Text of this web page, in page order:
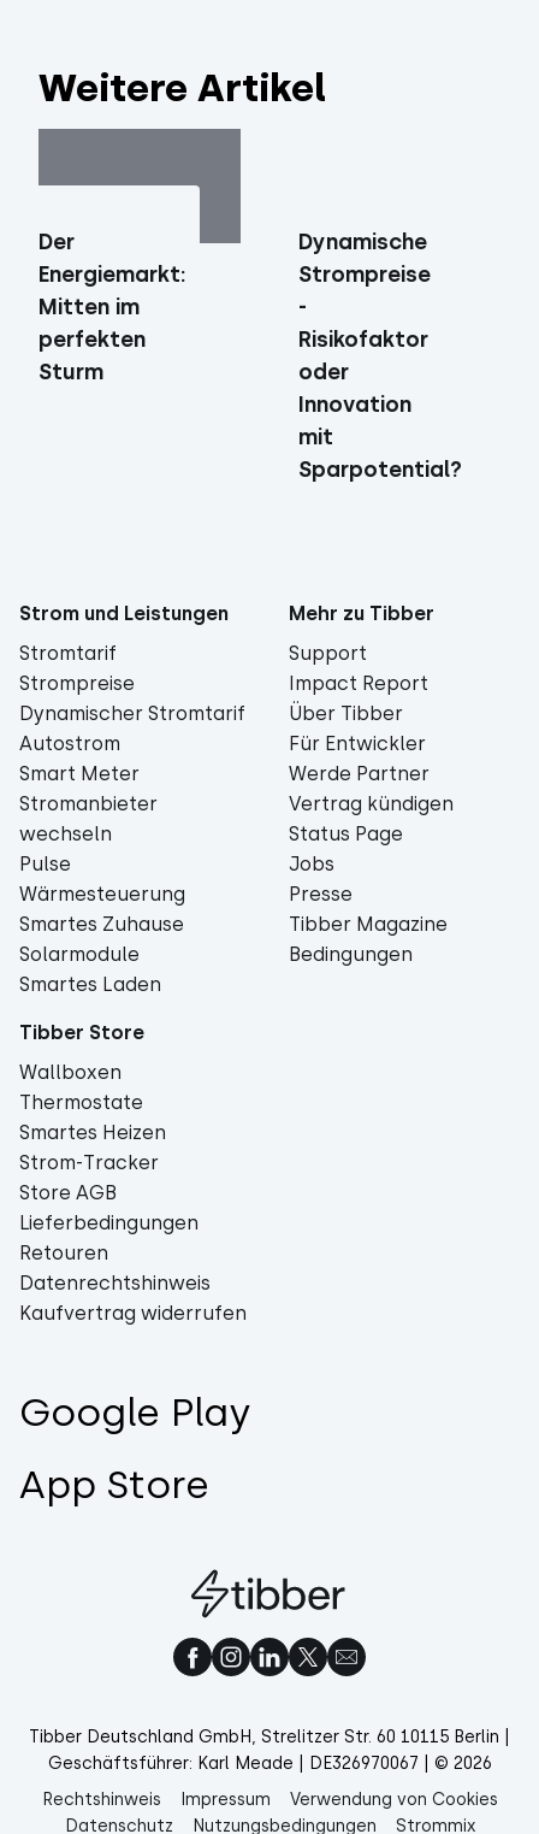
Weitere Artikel
Der
Energiemarkt:
Mitten im
perfekten
Sturm
Dynamische
Strompreise
-
Risikofaktor
oder
Innovation
mit
Sparpotential?
Strom und Leistungen
Stromtarif
Strompreise
Dynamischer Stromtarif
Autostrom
Smart Meter
Stromanbieter
wechseln
Pulse
Wärmesteuerung
Smartes Zuhause
Solarmodule
Smartes Laden
Mehr zu Tibber
Support
Impact Report
Über Tibber
Für Entwickler
Werde Partner
Vertrag kündigen
Status Page
Jobs
Presse
Tibber Magazine
Bedingungen
Tibber Store
Wallboxen
Thermostate
Smartes Heizen
Strom-Tracker
Store AGB
Lieferbedingungen
Retouren
Datenrechtshinweis
Kaufvertrag widerrufen
Google Play
App Store
Tibber Deutschland GmbH, Strelitzer Str. 60 10115 Berlin |
Geschäftsführer: Karl Meade | DE326970067 | © 2026
Rechtshinweis
Impressum
Verwendung von Cookies
Datenschutz
Nutzungsbedingungen Strommix